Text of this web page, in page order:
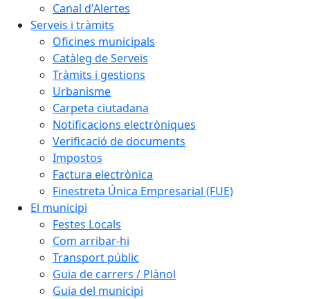
Canal d'Alertes
Serveis i tràmits
Oficines municipals
Catàleg de Serveis
Tràmits i gestions
Urbanisme
Carpeta ciutadana
Notificacions electròniques
Verificació de documents
Impostos
Factura electrònica
Finestreta Única Empresarial (FUE)
El municipi
Festes Locals
Com arribar-hi
Transport públic
Guia de carrers / Plànol
Guia del municipi